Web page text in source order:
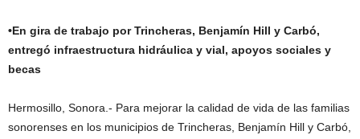
•En gira de trabajo por Trincheras, Benjamín Hill y Carbó,
entregó infraestructura hidráulica y vial, apoyos sociales y
becas
Hermosillo, Sonora.- Para mejorar la calidad de vida de las familias
sonorenses en los municipios de Trincheras, Benjamín Hill y Carbó,